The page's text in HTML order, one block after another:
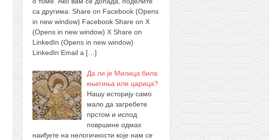
са другима: Share on Facebook (Opens
in new window) Facebook Share on X
(Opens in new window) X Share on
LinkedIn (Opens in new window)
LinkedIn Email a […]
Да ли је Милица била
књегиња или царица?
Нашу историју само
мало да загребете
прстом и испод
површине одмах
наиђете на нелогичности које нам се